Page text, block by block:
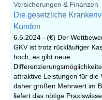
Versicherungen & Finanzen
Die gesetzliche
Kunden
6.5.2024 - (€) Der
GKV ist trotz rückläufiger
hoch, es gibt neue
attraktive Leistungen für die
daher großen Mehrwert im
liefert das nötige